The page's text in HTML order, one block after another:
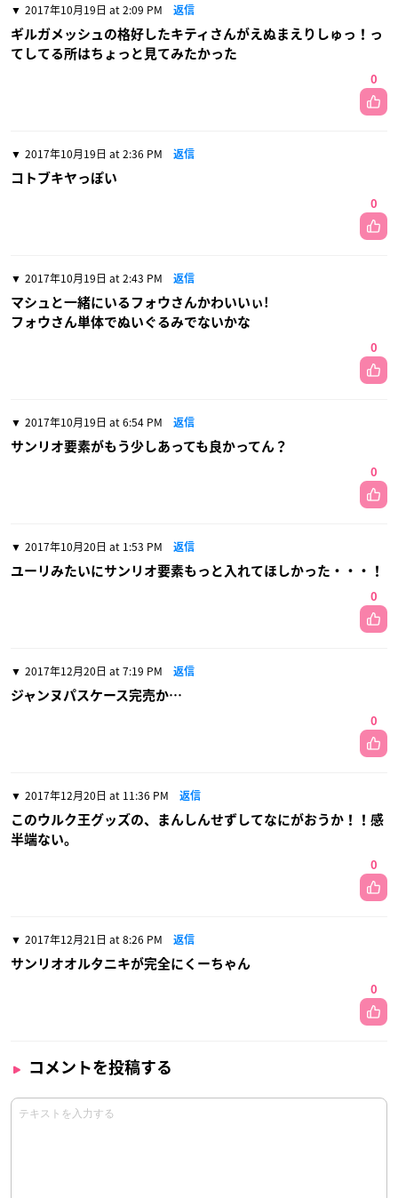
2017年10月19日 at 2:09 PM 返信
ギルガメッシュの格好したキティさんがえぬまえりしゅっ！っ
てしてる所はちょっと見てみたかった
0
2017年10月19日 at 2:36 PM 返信
コトブキヤっぽい
0
2017年10月19日 at 2:43 PM 返信
マシュと一緒にいるフォウさんかわいいぃ!
フォウさん単体でぬいぐるみでないかな
0
2017年10月19日 at 6:54 PM 返信
サンリオ要素がもう少しあっても良かってん？
0
2017年10月20日 at 1:53 PM 返信
ユーリみたいにサンリオ要素もっと入れてほしかった・・・！
0
2017年12月20日 at 7:19 PM 返信
ジャンヌパスケース完売か…
0
2017年12月20日 at 11:36 PM 返信
このウルク王グッズの、まんしんせずしてなにがおうか！！感
半端ない。
0
2017年12月21日 at 8:26 PM 返信
サンリオオルタニキが完全にくーちゃん
0
コメントを投稿する